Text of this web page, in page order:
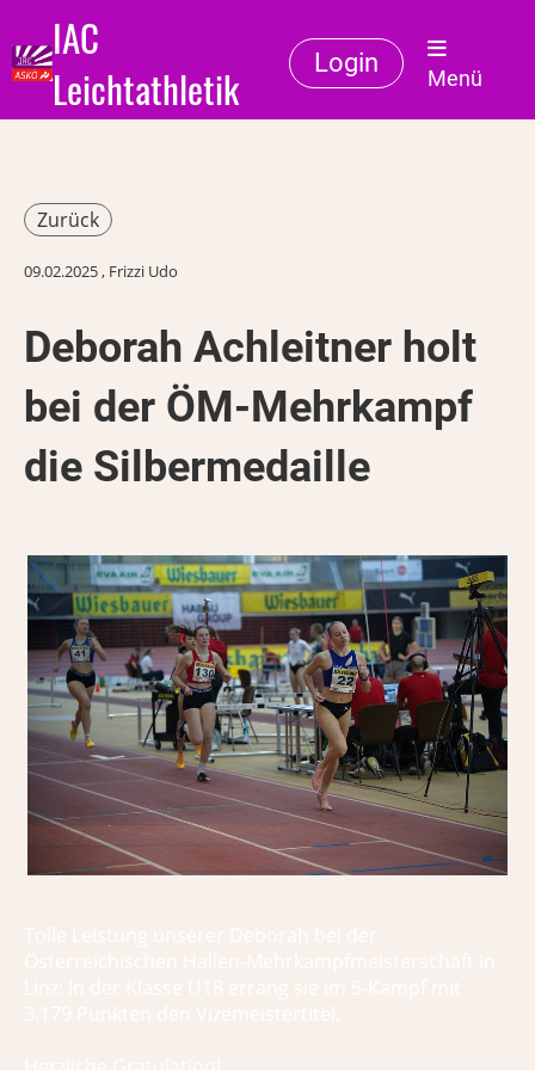
IAC
Leichtathletik
Login
Menü
Zurück
09.02.2025, Frizzi Udo
Deborah Achleitner holt
bei der ÖM-Mehrkampf
die Silbermedaille